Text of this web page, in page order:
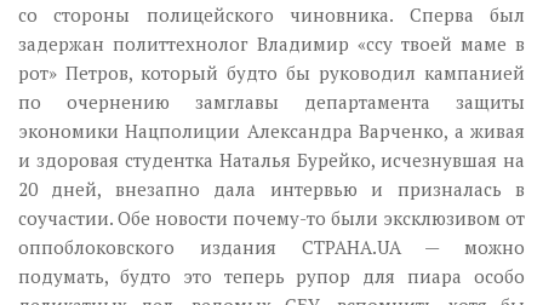
со стороны полицейского чиновника. Сперва был
задержан политтехнолог Владимир «ссу твоей маме в
рот» Петров, который будто бы руководил кампанией
по очернению замглавы департамента защиты
экономики Нацполиции Александра Варченко, а живая
и здоровая студентка Наталья Бурейко, исчезнувшая на
20 дней, внезапно дала интервью и призналась в
соучастии. Обе новости почему-то были эксклюзивом от
оппоблоковского издания СТРАНА.UA — можно
подумать, будто это теперь рупор для пиара особо